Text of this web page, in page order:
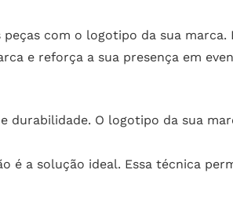
com o logotipo da sua marca.
e reforça a sua presença em
durabilidade. O logotipo da sua
é a solução ideal. Essa técnica